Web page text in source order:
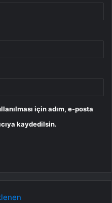
için adım, e-posta
kaydedilsin.